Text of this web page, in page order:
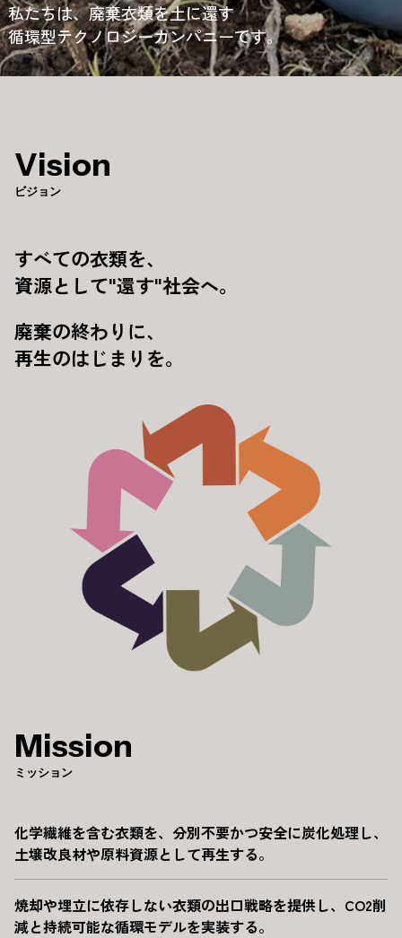
私たちは、廃棄衣類を土に還す
循環型テクノロジーカンパニーです。
Vision
ビジョン
すべての衣類を、
資源として"還す"社会へ。
廃棄の終わりに、
再生のはじまりを。
Mission
ミッション
化学繊維を含む衣類を、分別不要かつ安全に炭化処理し、
土壌改良材や原料資源として再生する。
焼却や埋立に依存しない衣類の出口戦略を提供し、CO2削
減と持続可能な循環モデルを実装する。